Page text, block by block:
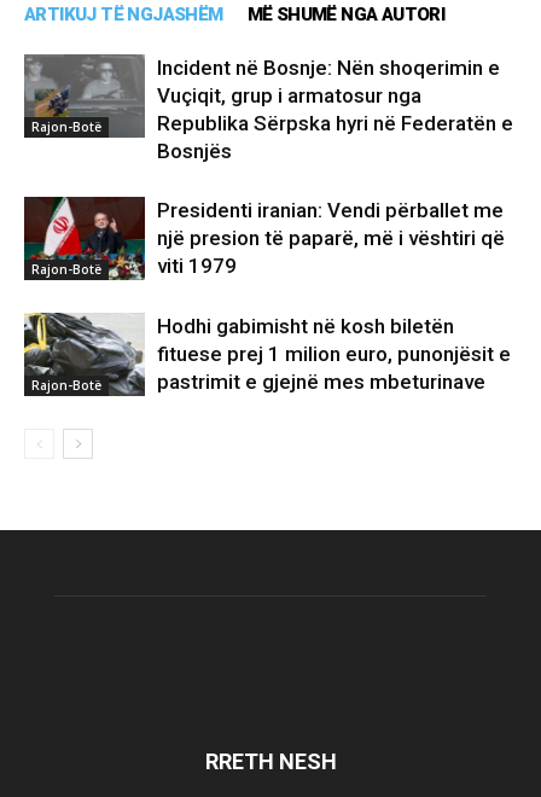
ARTIKUJ TË NGJASHËM MË SHUMË NGA AUTORI
Rajon-Botë
Incident në Bosnje: Nën shoqerimin e
Vuçiqit, grup i armatosur nga
Republika Sërpska hyri në Federatën e
Bosnjës
Rajon-Botë
Presidenti iranian: Vendi përballet me
një presion të paparë, më i vështiri që
viti 1979
Rajon-Botë
Hodhi gabimisht në kosh biletën
fituese prej 1 milion euro, punonjësit e
pastrimit e gjejnë mes mbeturinave
RRETH NESH